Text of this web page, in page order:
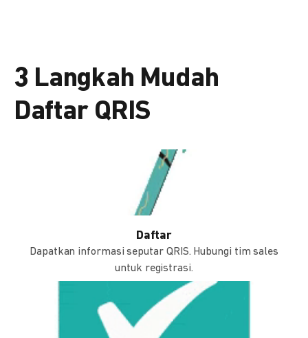
3 Langkah Mudah
Daftar QRIS
Daftar
Dapatkan informasi seputar QRIS. Hubungi tim sales
untuk registrasi.